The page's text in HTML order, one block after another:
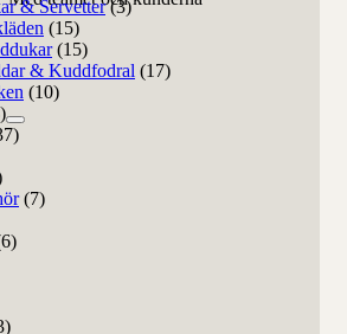
& Servetter (3)
(15)
(15)
& Kuddfodral (17)
(10)
(7)